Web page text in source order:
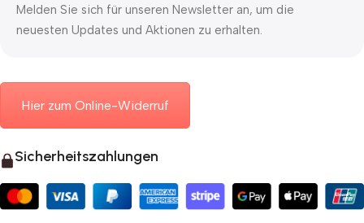
Melden Sie sich für unseren Newsletter an, um die
neuesten Updates und Aktionen zu erhalten.
Hier zum Online-Widerruf
Sicherheitszahlungen